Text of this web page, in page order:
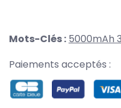
Mots-Clés : 5000mAh
Paiements acceptés :